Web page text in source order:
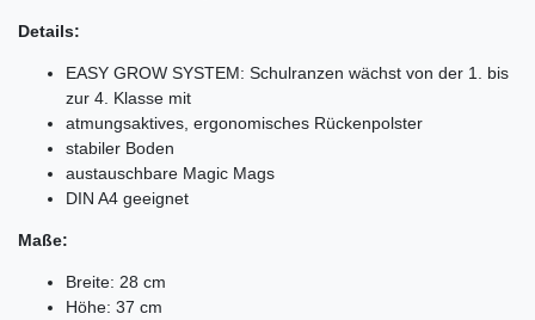
Details:
EASY GROW SYSTEM: Schulranzen wächst von der 1. bis
zur 4. Klasse mit
atmungsaktives, ergonomisches Rückenpolster
stabiler Boden
austauschbare Magic Mags
DIN A4 geeignet
Maße:
Breite: 28 cm
Höhe: 37 cm